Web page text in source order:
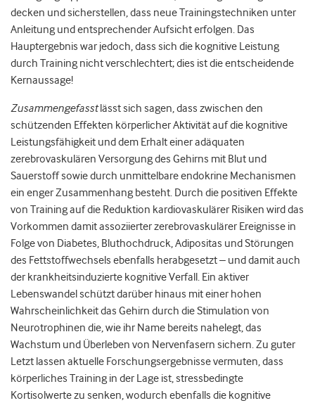
decken und sicherstellen, dass neue Trainingstechniken unter
Anleitung und entsprechender Aufsicht erfolgen. Das
Hauptergebnis war jedoch, dass sich die kognitive Leistung
durch Training nicht verschlechtert; dies ist die entscheidende
Kernaussage!
Zusammengefasstlässt sich sagen, dass zwischen den
schützenden Effekten körperlicher Aktivität auf die kognitive
Leistungsfähigkeit und dem Erhalt einer adäquaten
zerebrovaskulären Versorgung des Gehirns mit Blut und
Sauerstoff sowie durch unmittelbare endokrine Mechanismen
ein enger Zusammenhang besteht. Durch die positiven Effekte
von Training auf die Reduktion kardiovaskulärer Risiken wird das
Vorkommen damit assoziierter zerebrovaskulärer Ereignisse in
Folge von Diabetes, Bluthochdruck, Adipositas und Störungen
des Fettstoffwechsels ebenfalls herabgesetzt – und damit auch
der krankheitsinduzierte kognitive Verfall. Ein aktiver
Lebenswandel schützt darüber hinaus mit einer hohen
Wahrscheinlichkeit das Gehirn durch die Stimulation von
Neurotrophinen die, wie ihr Name bereits nahelegt, das
Wachstum und Überleben von Nervenfasern sichern. Zu guter
Letzt lassen aktuelle Forschungsergebnisse vermuten, dass
körperliches Training in der Lage ist, stressbedingte
Kortisolwerte zu senken, wodurch ebenfalls die kognitive